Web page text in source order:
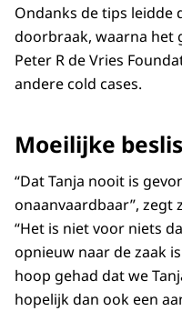
Ondanks de tips leidde
doorbraak, waarna het
Peter R de Vries
andere cold cases.
Moeilijke
“Dat Tanja nooit is
onaanvaardbaar”, zegt
“Het is niet voor niets
opnieuw naar de zaak
hoop gehad dat we
hopelijk dan ook een